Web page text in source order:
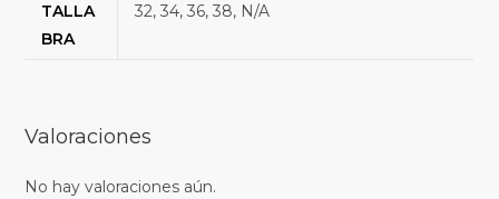
TALLA
BRA
32, 34, 36, 38, N/A
Valoraciones
No hay valoraciones aún.